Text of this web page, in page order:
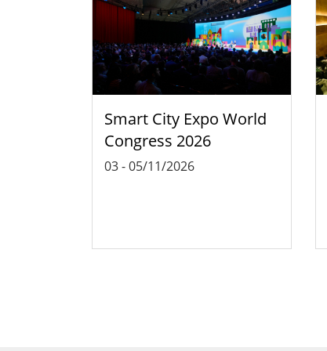
Smart City Expo World
Congress 2026
03-05/11/2026